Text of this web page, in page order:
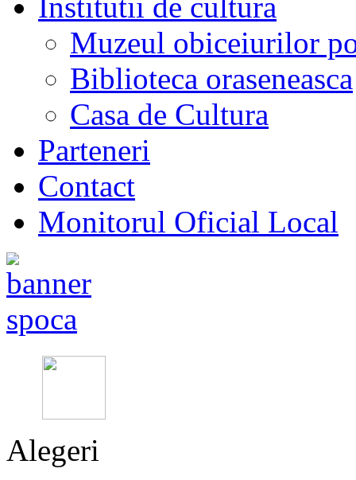
Muzeul obiceiurilor
Biblioteca oraseneasca
Casa de Cultura
Parteneri
Contact
Monitorul Oficial Local
Alegeri